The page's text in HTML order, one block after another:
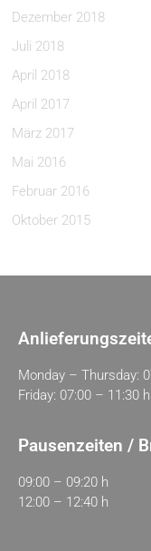
Dezember 2018
Juli 2018
April 2018
April 2017
März 2017
Mai 2016
Februar 2016
Oktober 2015
Monday – Thursday:
Friday: 07:00 – 11:30 h
Pausenzeiten /
09:00 – 09:20 h
12:00 – 12:40 h